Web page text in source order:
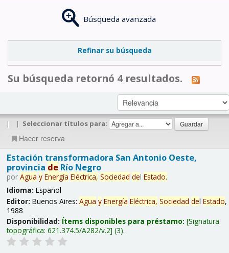
Búsqueda avanzada
Refinar su búsqueda
Su búsqueda retornó 4 resultados.
| | Seleccionar títulos para:
Hacer reserva
Estación transformadora San Antonio Oeste,
provincia deRío Negro
por Agua y Energía Eléctrica, Sociedad del Estado.
Idioma: Español
Editor: Buenos Aires: Agua y Energía Eléctrica, Sociedad del Estado,
1988
Disponibilidad: Ítems disponibles para préstamo: Signatura
topográfica: 621.374.5/A282/v.2 (3).